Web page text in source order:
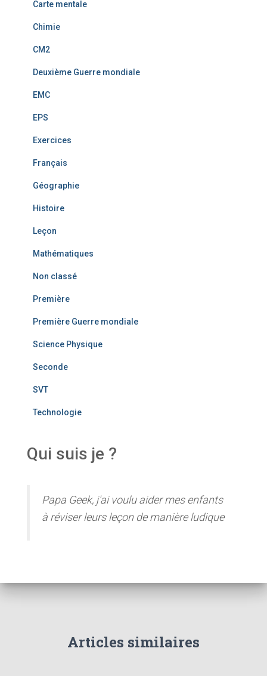
Carte mentale
Chimie
CM2
Deuxième Guerre mondiale
EMC
EPS
Exercices
Français
Géographie
Histoire
Leçon
Mathématiques
Non classé
Première
Première Guerre mondiale
Science Physique
Seconde
SVT
Technologie
Qui suis je ?
Papa Geek, j'ai voulu aider mes enfants
à réviser leurs leçon de manière ludique
Articles similaires